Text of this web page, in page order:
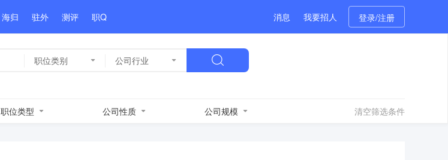
海归 驻外 测评 职Q 消息 我要招人 登录/注册
职位类别 公司行业
职位类型 公司性质 公司规模 清空筛选条件